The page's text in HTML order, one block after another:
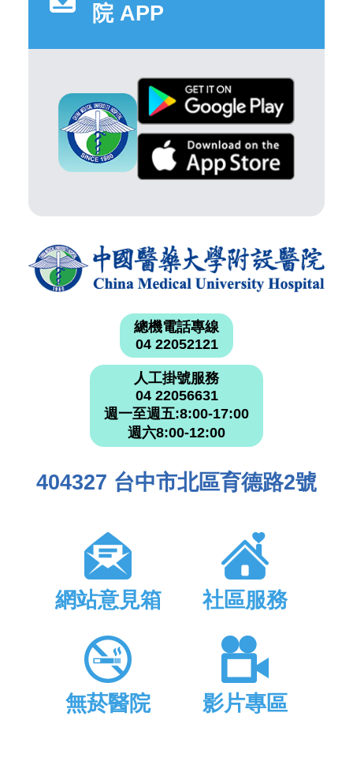
院 APP
總機電話專線
04 22052121
人工掛號服務
04 22056631
週一至週五:8:00-17:00
週六8:00-12:00
404327 台中市北區育德路2號
網站意見箱 社區服務
無菸醫院 影片專區